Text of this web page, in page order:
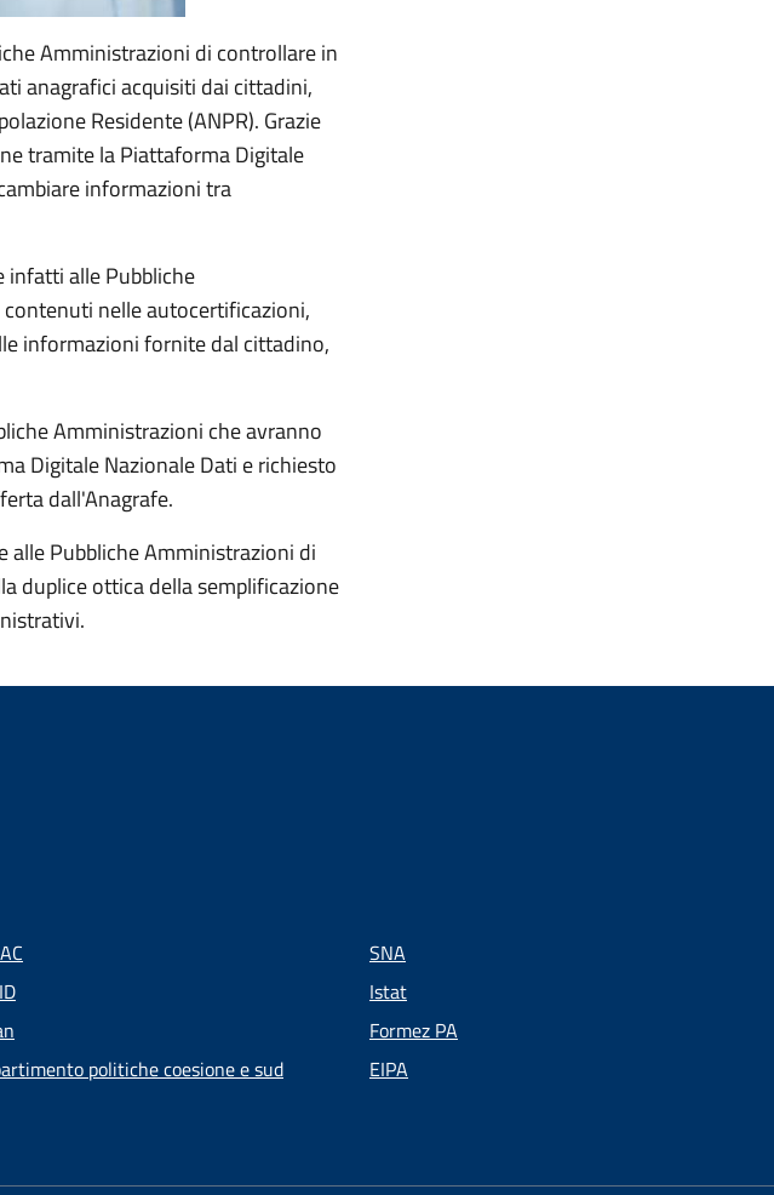
Amministrazioni di controllare in
anagrafici acquisiti dai cittadini,
Residente (ANPR). Grazie
tramite la Piattaforma Digitale
informazioni tra
infatti alle Pubbliche
nelle autocertificazioni,
informazioni fornite dal cittadino,
Amministrazioni che avranno
Digitale Nazionale Dati e richiesto
dall'Anagrafe.
alle Pubbliche Amministrazioni di
duplice ottica della semplificazione
politiche coesione e sud
SNA
Istat
Formez PA
EIPA